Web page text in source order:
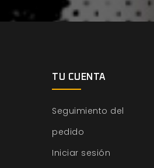
TU CUENTA
Seguimiento del
pedido
Iniciar sesión